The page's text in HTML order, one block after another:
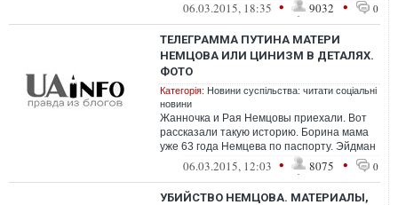
Какой же это тогда был контраст! На...
06.03.2015, 18:35 • 9032 • 0
ТЕЛЕГРАММА ПУТИНА МАТЕРИ
НЕМЦОВА ИЛИ ЦИНИЗМ В ДЕТАЛЯХ.
ФОТО
Категорія: Новини суспільства: читати соціальні
новини
Жанночка и Рая Немцовы приехали. Вот
рассказали такую историю. Борина мама
уже 63 года Немцева по паспорту. Эйдман
- ее девичья фамилия, по которой ее...
06.03.2015, 12:03 • 8075 • 0
УБИЙСТВО НЕМЦОВА. МАТЕРИАЛЫ,